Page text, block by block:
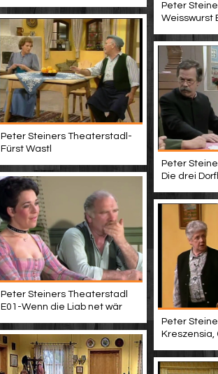
Peter
Weisswurst
Peter Steiners Theaterstadl-
Fürst Wastl
Peter
Die drei
Peter Steiners Theaterstadl
E01-Wenn die Liab net wär
Peter
Kreszensia,